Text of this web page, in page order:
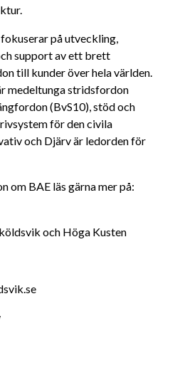
på utveckling,
support av ett brett
till kunder över hela världen.
medeltunga stridsfordon
(BvS10), stöd och
för den civila
och Djärv är ledorden för
om BAE läs gärna mer på:
och Höga Kusten